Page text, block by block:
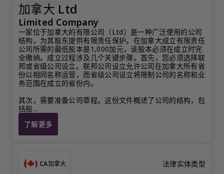
加拿大 Ltd
Limited Company
一家位于加拿大的有限公司（Ltd）是一种广泛使用的公司
结构，为其股东提供有限责任保护。在加拿大成立有限责任
公司所需的最低股本是1,000加元，该股本必须在成立时完
全缴纳。成立过程涉及几个关键步骤。首先，您必须选择联
邦或省级公司设立。联邦公司设立允许公司在加拿大所有省
份以相同名称运营，而省级公司设立将限制公司的名称和业
务范围在成立的省份内。
其次，需要准备公司章程。这份文件概述了公司的结构，包
括股…
了解更多
加拿大 Ltd
CA加拿大 法律实体类型